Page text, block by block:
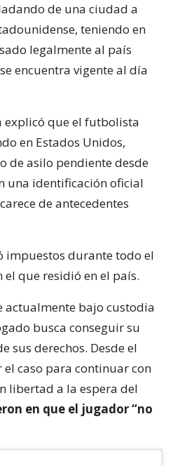
de una ciudad a
teniendo en
legalmente al país
encuentra vigente al día
que el futbolista
en Estados Unidos,
de asilo pendiente desde
una identificación oficial
de antecedentes
impuestos durante todo el
que residió en el país.
actualmente bajo custodia
busca conseguir su
sus derechos. Desde el
caso para continuar con
libertad a la espera del
en que el jugador “no